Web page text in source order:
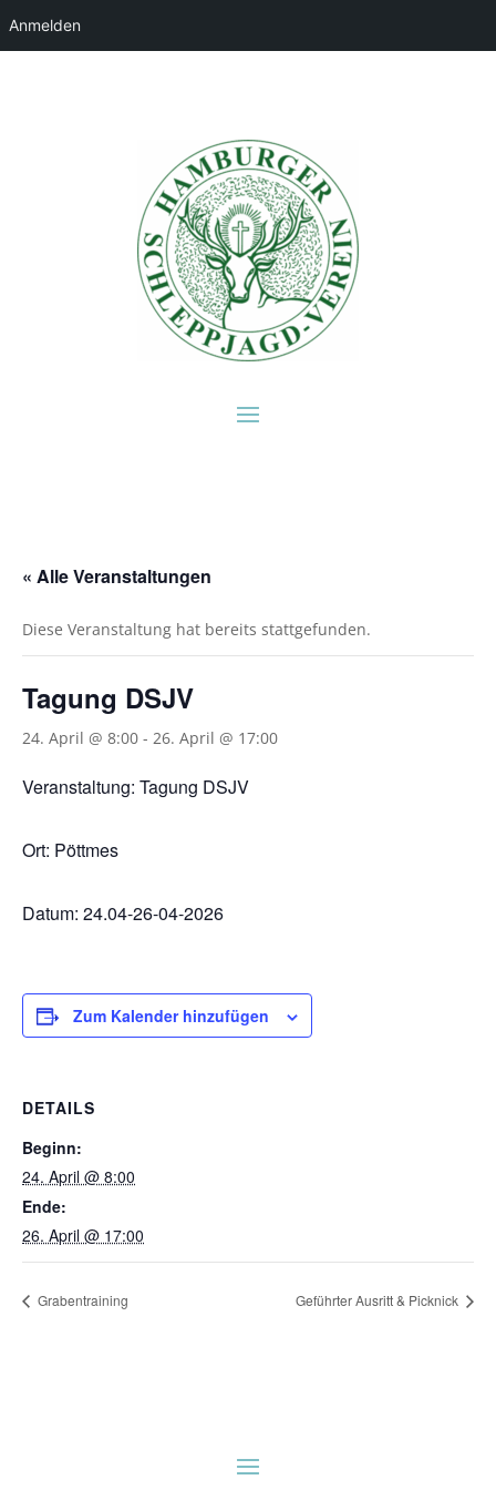
« Alle Veranstaltungen
Diese Veranstaltung hat bereits stattgefunden.
Tagung DSJV
24. April @ 8:00 - 26. April @ 17:00
Veranstaltung: Tagung DSJV
Ort: Pöttmes
Datum: 24.04-26-04-2026
Zum Kalender hinzufügen
DETAILS
Beginn:
24. April @ 8:00
Ende:
26. April @ 17:00
Grabentraining Geführter Ausritt & Picknick
Anmelden